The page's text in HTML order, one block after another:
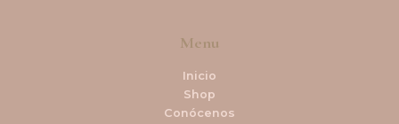
Menu
Inicio
Shop
Conócenos